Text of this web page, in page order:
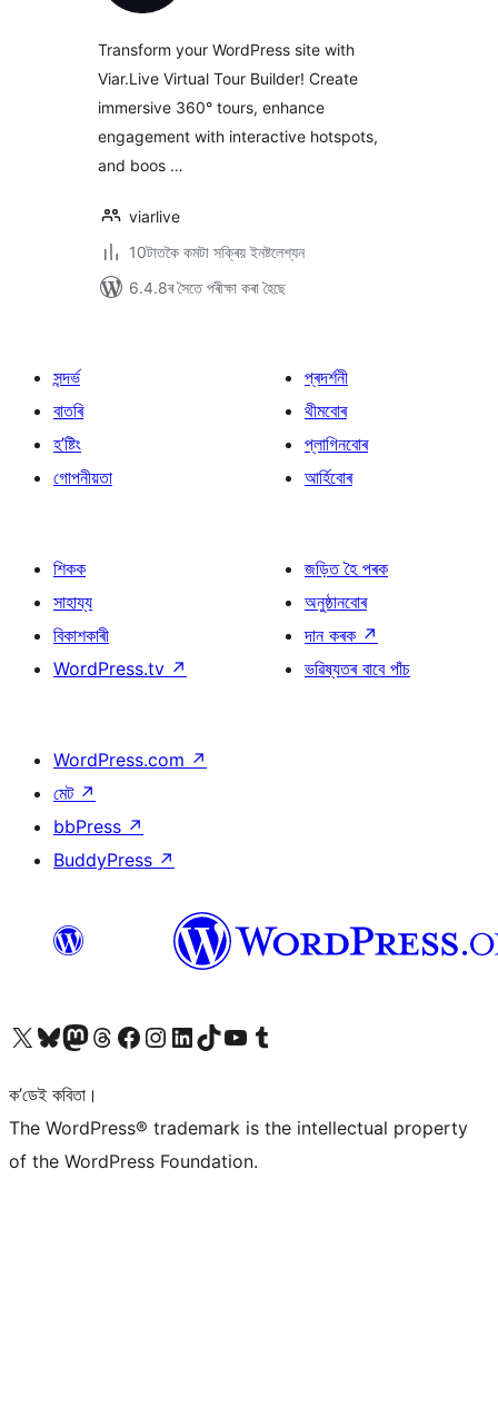
Transform your WordPress site with
Viar.Live Virtual Tour Builder! Create
immersive 360° tours, enhance
engagement with interactive hotspots,
and boos …
viarlive
10টাতকৈ কমটা সক্ৰিয় ইনষ্টলেশ্যন
6.4.8ৰ সৈতে পৰীক্ষা কৰা হৈছে
সন্দৰ্ভ
বাতৰি
হ’ষ্টিং
গোপনীয়তা
প্ৰদৰ্শনী
থীমবোৰ
প্লাগিনবোৰ
আৰ্হিবোৰ
শিকক
সাহায্য
বিকাশকাৰী
WordPress.tv ↗
জড়িত হৈ পৰক
অনুষ্ঠানবোৰ
দান কৰক ↗
ভৱিষ্যতৰ বাবে পাঁচ
WordPress.com ↗
মেট ↗
bbPress ↗
BuddyPress ↗
আমাৰ X (আগৰ Twitter) একাউণ্টলৈ যাওকআমাৰ Bluesky একাউণ্টলৈ যাওকআমাৰ Mastodon একাউণ্টলৈ যাওকআমাৰ Threads একাউণ্টলৈ যাওকআমাৰ Facebook পৃষ্ঠালৈ যাওকআমাৰ Instagram একাউণ্টলৈ যাওকআমাৰ LinkedIn একাউণ্টলৈ যাওকআমাৰ TikTok একাউণ্টলৈ যাওকআমাৰ YouTube চেনেললৈ যাওকআমাৰ Tumblr একাউণ্টলৈ যাওক
ক’ডেই কবিতা।
The WordPress® trademark is the intellectual property
of the WordPress Foundation.